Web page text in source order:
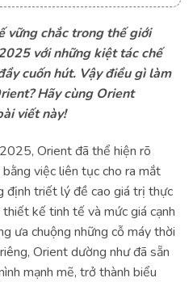
Solar Chronograph: Công
đỉnh cao
F8 Date
Modern Skeleton
Blue
vững chắc trong thế giới
với những kiệt tác chế
cuốn hút. Vậy điều gì làm
Hãy cùng Orient
viết này!
Orient đã thể hiện rõ
việc liên tục cho ra mắt
định triết lý đề cao giá trị thực
kế tinh tế và mức giá cạnh
ưa chuộng những cỗ máy thời
Orient dường như đã sẵn
mạnh mẽ, trở thành biểu